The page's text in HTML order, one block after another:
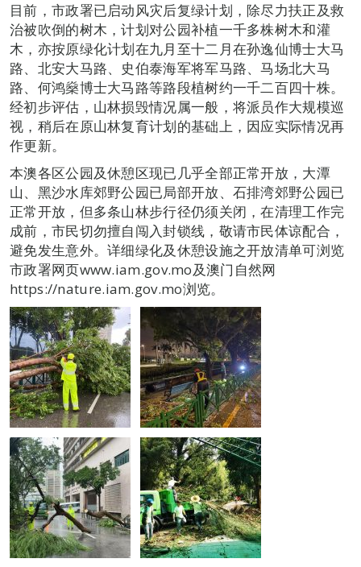
目前，市政署已启动风灾后复绿计划，除尽力扶正及救
治被吹倒的树木，计划对公园补植一千多株树木和灌
木，亦按原绿化计划在九月至十二月在孙逸仙博士大马
路、北安大马路、史伯泰海军将军马路、马场北大马
路、何鸿燊博士大马路等路段植树约一千二百四十株。
经初步评估，山林损毁情况属一般，将派员作大规模巡
视，稍后在原山林复育计划的基础上，因应实际情况再
作更新。
本澳各区公园及休憩区现已几乎全部正常开放，大潭
山、黑沙水库郊野公园已局部开放、石排湾郊野公园已
正常开放，但多条山林步行径仍须关闭，在清理工作完
成前，市民切勿擅自闯入封锁线，敬请市民体谅配合，
避免发生意外。详细绿化及休憩设施之开放清单可浏览
市政署网页www.iam.gov.mo及澳门自然网
https://nature.iam.gov.mo浏览。